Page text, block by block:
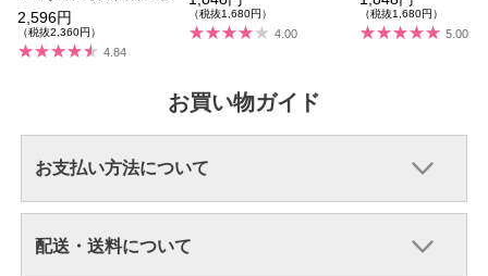
2,596円
（税抜2,360円）
4.84
（税抜1,680円）
4.00
（税抜1,680円）
5.00
お買い物ガイド
お支払い方法について
配送・送料について